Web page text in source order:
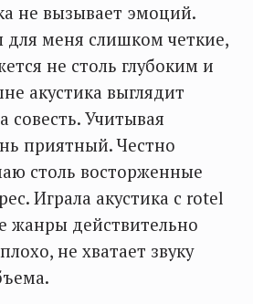
не вызывает эмоций.
для меня слишком четкие,
не столь глубоким и
акустика выглядит
совесть. Учитывая
приятный. Честно
столь восторженные
Играла акустика с rotel
жанры действительно
не хватает звуку